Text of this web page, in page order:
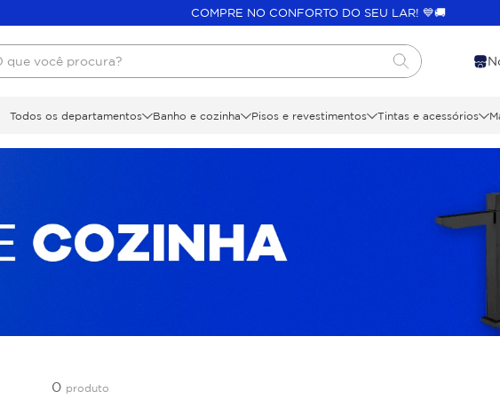
COMPRE NO CONFORTO DO SEU LAR! 💙🚚
você procura?
Todos os departamentos Banho e cozinha Pisos e revestimentos Tintas e acessórios
0 produto